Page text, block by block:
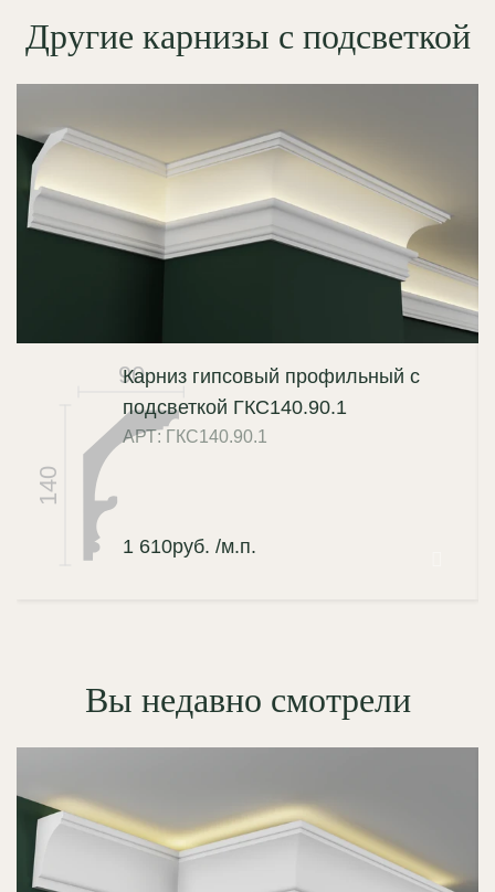
Другие карнизы с подсветкой
90
140
Карниз гипсовый профильный с
подсветкой ГКС140.90.1
АРТ: ГКС140.90.1
1 610руб. /м.п.
Вы недавно смотрели